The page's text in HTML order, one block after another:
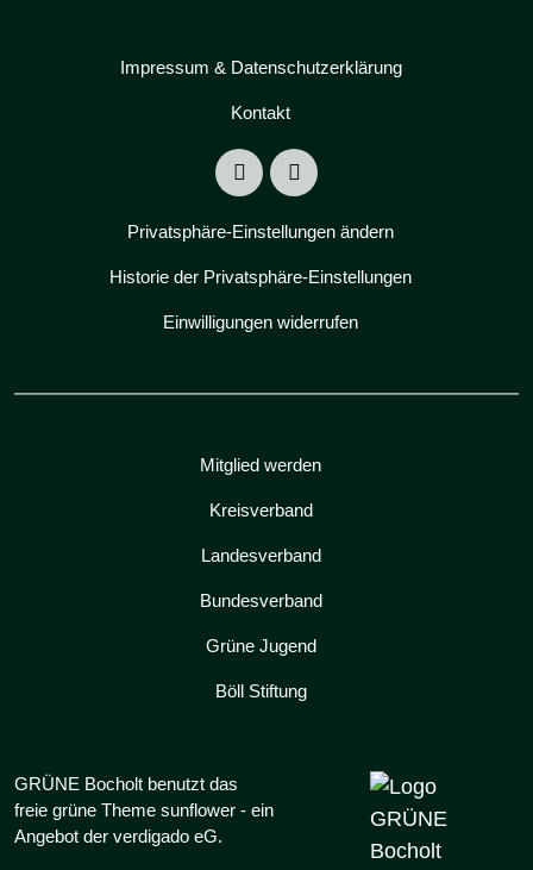
Impressum & Datenschutzerklärung
Kontakt
Privatsphäre-Einstellungen ändern
Historie der Privatsphäre-Einstellungen
Einwilligungen widerrufen
Mitglied werden
Kreisverband
Landesverband
Bundesverband
Grüne Jugend
Böll Stiftung
GRÜNE Bocholt benutzt das
freie grüne Theme sunflower ‐ ein
Angebot der verdigado eG.